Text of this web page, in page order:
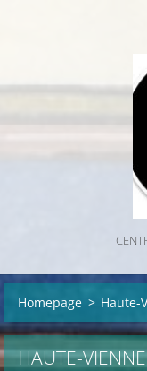
Homepage > Haute-
HAUTE-